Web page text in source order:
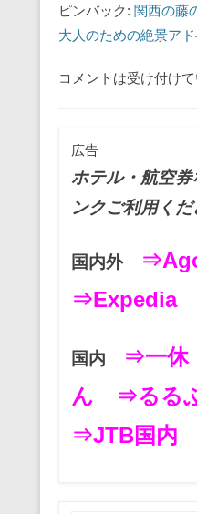
ピンバック: 関西の
大人のための絶景ア
コメントは受け付けて
広告
ホテル・航空
ンクご利用くだ
国内外
⇒Expedia
国内 ⇒一休
ん
⇒るる
⇒JTB国内